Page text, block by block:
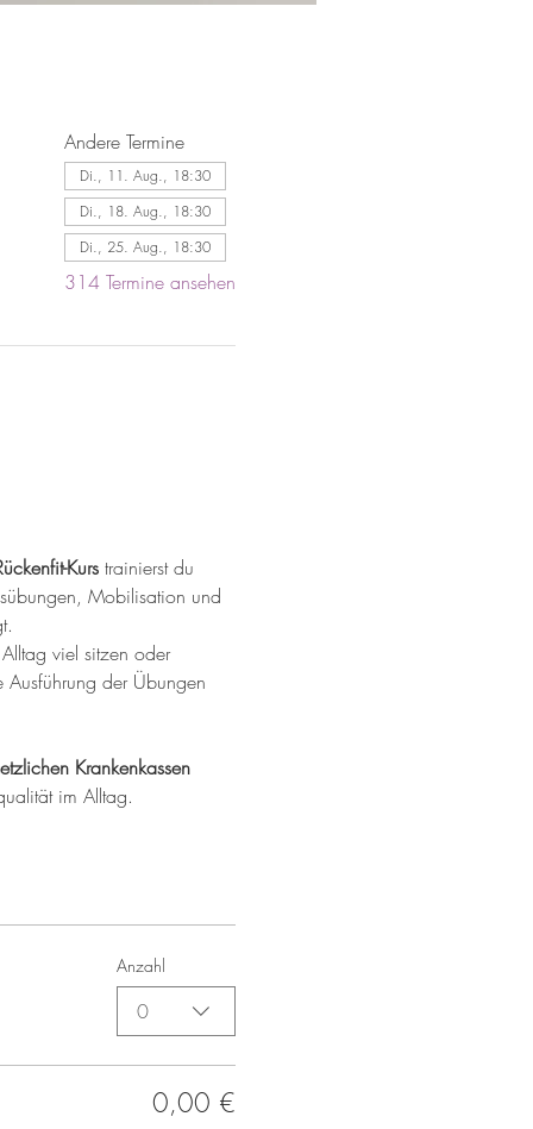
Andere Termine
Di., 11. Aug., 18:30
Di., 18. Aug., 18:30
Di., 25. Aug., 18:30
314 Termine ansehen
Kurs trainierst du
Mobilisation und
viel sitzen oder
der Übungen
Krankenkassen
im Alltag.
Anzahl
0
0,00 €